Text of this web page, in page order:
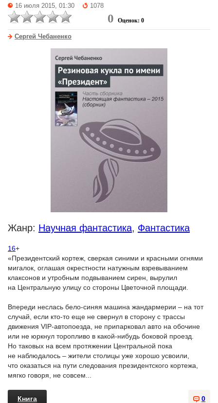
16 июля 2015, 01:30 1078
0 Оценок: 0
Сергей Чебаненко
Жанр: Научная фантастика, Фантастика
16+
«Президентский кортеж, сверкая синими и красными огнями
мигалок, оглашая окрестности натужным взревыванием
клаксонов и утробным подвыванием сирен, вырулил
на Центральную улицу со стороны Цветочной площади.
Впереди неслась бело-синяя машина жандармерии – на тот
случай, если кто-то еще не свернул в сторону с трассы
движения VIP-автопоезда, не припарковал авто на обочине
или не юркнул торопливо в какой-нибудь боковой проезд.
Но таковых на всем протяжении Центральной пока
не наблюдалось – жители столицы уже хорошо усвоили,
что оказаться на пути следования президентского кортежа,
мягко говоря, не совсем...
0
Книга